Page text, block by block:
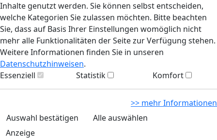
Inhalte genutzt werden. Sie können selbst entscheiden,
welche Kategorien Sie zulassen möchten. Bitte beachten
Sie, dass auf Basis Ihrer Einstellungen womöglich nicht
mehr alle Funktionalitäten der Seite zur Verfügung stehen.
Weitere Informationen finden Sie in unseren
Datenschutzhinweisen.
Essenziell
Statistik Komfort
>> mehr Informationen
Auswahl bestätigen
Alle auswählen
Anzeige